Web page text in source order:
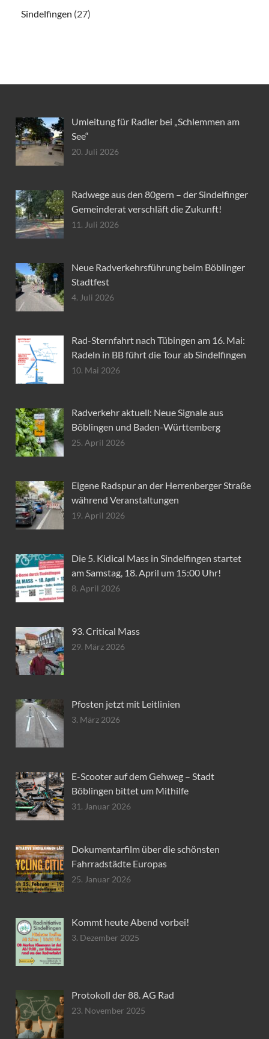
Sindelfingen (27)
Umleitung für Radler bei „Schlemmen am
See“
20. Juli 2026
Radwege aus den 80gern – der Sindelfinger
Gemeinderat verschläft die Zukunft!
11. Juli 2026
Neue Radverkehrsführung beim Böblinger
Stadtfest
4. Juli 2026
Rad-Sternfahrt nach Tübingen am 16. Mai:
Radeln in BB führt die Tour ab Sindelfingen
10. Mai 2026
Radverkehr aktuell: Neue Signale aus
Böblingen und Baden-Württemberg
25. April 2026
Eigene Radspur an der Herrenberger Straße
während Veranstaltungen
19. April 2026
Die 5. Kidical Mass in Sindelfingen startet
am Samstag, 18. April um 15:00 Uhr!
8. April 2026
93. Critical Mass
29. März 2026
Pfosten jetzt mit Leitlinien
3. März 2026
E-Scooter auf dem Gehweg – Stadt
Böblingen bittet um Mithilfe
31. Januar 2026
Dokumentarfilm über die schönsten
Fahrradstädte Europas
25. Januar 2026
Kommt heute Abend vorbei!
3. Dezember 2025
Protokoll der 88. AG Rad
23. November 2025